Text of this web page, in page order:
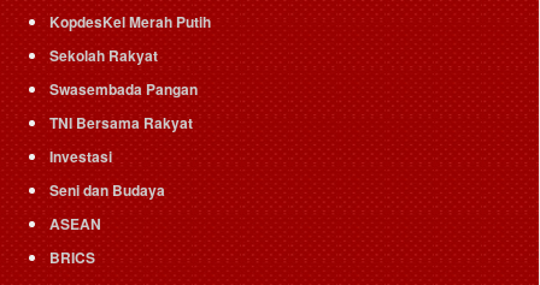
KopdesKel Merah Putih
Sekolah Rakyat
Swasembada Pangan
TNI Bersama Rakyat
Investasi
Seni dan Budaya
ASEAN
BRICS